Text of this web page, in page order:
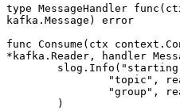
type MessageHandler func
kafka . Message ) error
func Consume (ctx context .
* kafka . Reader , handler
	slog.
Info ( "starting
		"topic"
,
		"group"
,
	)